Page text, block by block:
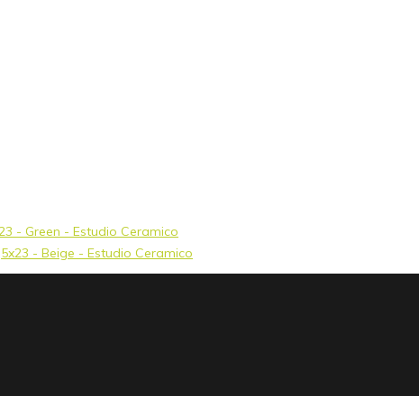
- Green - Estudio Ceramico
- Beige - Estudio Ceramico